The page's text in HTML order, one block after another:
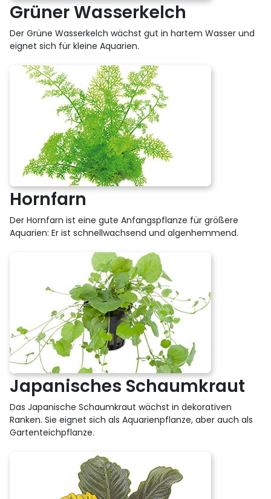
Grüner Wasserkelch
Der Grüne Wasserkelch wächst gut in hartem Wasser und
eignet sich für kleine Aquarien.
Hornfarn
Der Hornfarn ist eine gute Anfangspflanze für größere
Aquarien: Er ist schnellwachsend und algenhemmend.
Japanisches Schaumkraut
Das Japanische Schaumkraut wächst in dekorativen
Ranken. Sie eignet sich als Aquarienpflanze, aber auch als
Gartenteichpflanze.